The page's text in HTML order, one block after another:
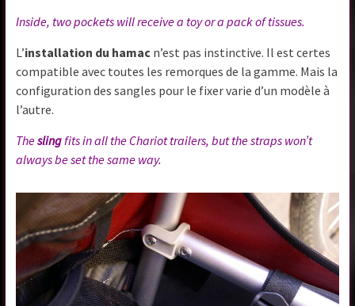
Inside, two pockets will receive a toy or a pack of tissues.
L’installation du hamac n’est pas instinctive. Il est certes
compatible avec toutes les remorques de la gamme. Mais la
configuration des sangles pour le fixer varie d’un modèle à
l’autre.
Theslingfits in all the Chariot trailers, but the straps won’t
always be set the same way.